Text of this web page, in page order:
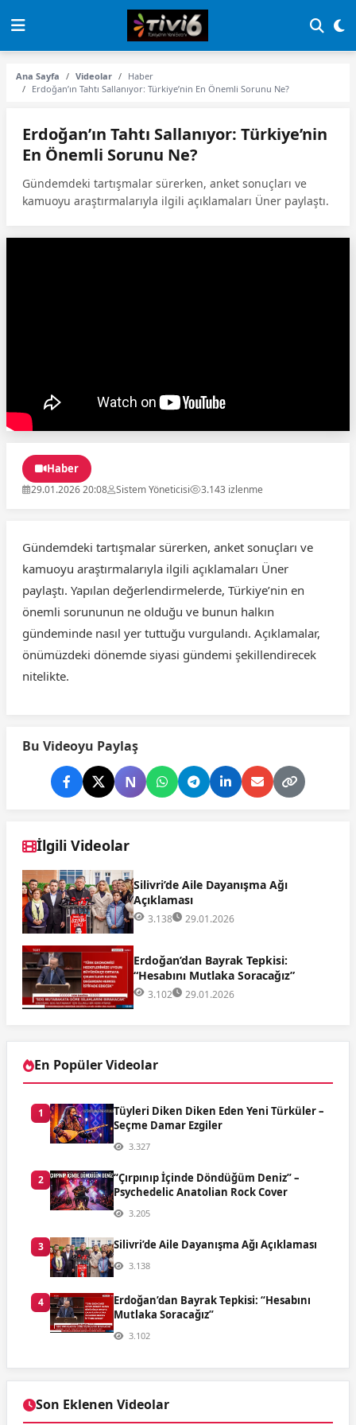
Ana Sayfa Videolar
Haber
Erdoğan’ın Tahtı Sallanıyor: Türkiye’nin En Önemli Sorunu Ne?
Erdoğan’ın Tahtı Sallanıyor: Türkiye’nin
En Önemli Sorunu Ne?
Gündemdeki tartışmalar sürerken, anket sonuçları ve
kamuoyu araştırmalarıyla ilgili açıklamaları Üner paylaştı.
Haber
29.01.2026 20:08 Sistem Yöneticisi 3.143 izlenme
Gündemdeki tartışmalar sürerken, anket sonuçları ve
kamuoyu araştırmalarıyla ilgili açıklamaları Üner
paylaştı. Yapılan değerlendirmelerde, Türkiye’nin en
önemli sorununun ne olduğu ve bunun halkın
gündeminde nasıl yer tuttuğu vurgulandı. Açıklamalar,
önümüzdeki dönemde siyasi gündemi şekillendirecek
nitelikte.
Bu Videoyu Paylaş
N
İlgili Videolar
Silivri’de Aile Dayanışma Ağı
Açıklaması
3.138 29.01.2026
Erdoğan’dan Bayrak Tepkisi:
“Hesabını Mutlaka Soracağız”
3.102 29.01.2026
En Popüler Videolar
1
Tüyleri Diken Diken Eden Yeni Türküler –
Seçme Damar Ezgiler
3.327
2
“Çırpınıp İçinde Döndüğüm Deniz” –
Psychedelic Anatolian Rock Cover
3.205
3 Silivri’de Aile Dayanışma Ağı Açıklaması
3.138
4
Erdoğan’dan Bayrak Tepkisi: “Hesabını
Mutlaka Soracağız”
3.102
Son Eklenen Videolar